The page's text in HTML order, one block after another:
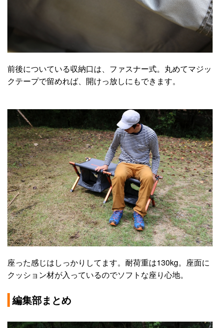
前後についている収納口は、ファスナー式。丸めてマジッ
クテープで留めれば、開けっ放しにもできます。
座った感じはしっかりしてます。耐荷重は130kg。座面に
クッション材が入っているのでソフトな座り心地。
編集部まとめ